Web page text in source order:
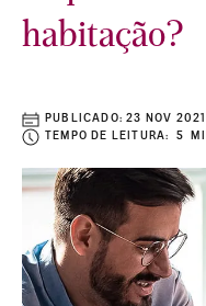
habitação?
PUBLICADO:23 NOV 2021
TEMPO DE LEITURA: 5